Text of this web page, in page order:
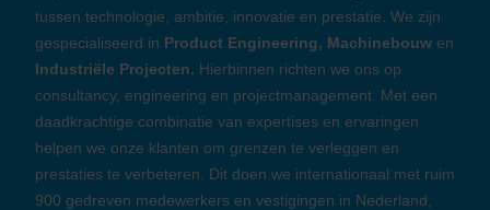
tussen technologie, ambitie, innovatie en prestatie. We zijn
gespecialiseerd in Product Engineering, Machinebouw en
Industriële Projecten. Hierbinnen richten we ons op
consultancy, engineering en projectmanagement. Met een
daadkrachtige combinatie van expertises en ervaringen
helpen we onze klanten om grenzen te verleggen en
prestaties te verbeteren. Dit doen we internationaal met ruim
900 gedreven medewerkers en vestigingen in Nederland,